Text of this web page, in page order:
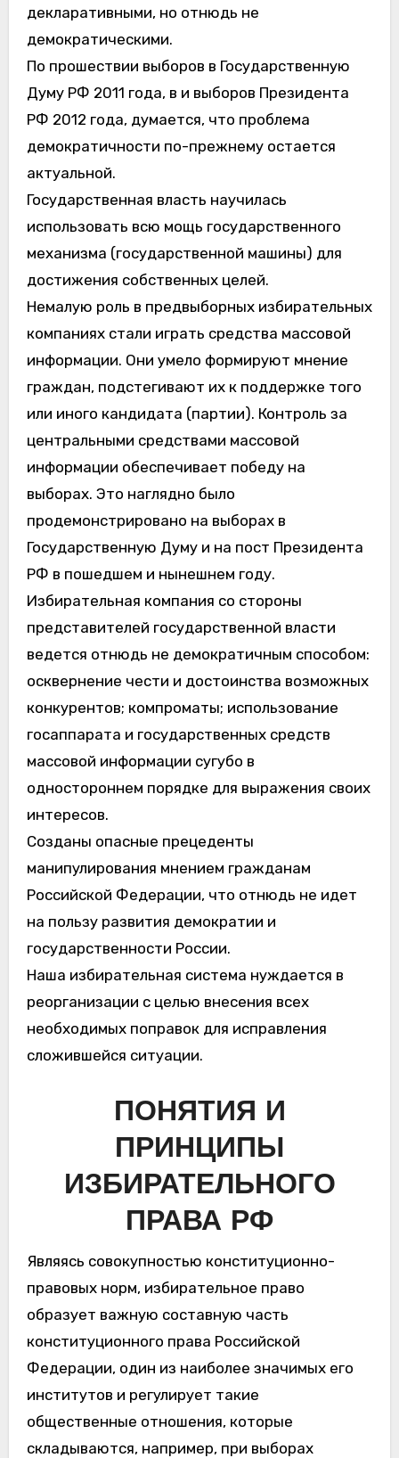
декларативными, но отнюдь не
демократическими.
По прошествии выборов в Государственную
Думу РФ 2011 года, в и выборов Президента
РФ 2012 года, думается, что проблема
демократичности по-прежнему остается
актуальной.
Государственная власть научилась
использовать всю мощь государственного
механизма (государственной машины) для
достижения собственных целей.
Немалую роль в предвыборных избирательных
компаниях стали играть средства массовой
информации. Они умело формируют мнение
граждан, подстегивают их к поддержке того
или иного кандидата (партии). Контроль за
центральными средствами массовой
информации обеспечивает победу на
выборах. Это наглядно было
продемонстрировано на выборах в
Государственную Думу и на пост Президента
РФ в пошедшем и нынешнем году.
Избирательная компания со стороны
представителей государственной власти
ведется отнюдь не демократичным способом:
осквернение чести и достоинства возможных
конкурентов; компроматы; использование
госаппарата и государственных средств
массовой информации сугубо в
одностороннем порядке для выражения своих
интересов.
Созданы опасные прецеденты
манипулирования мнением гражданам
Российской Федерации, что отнюдь не идет
на пользу развития демократии и
государственности России.
Наша избирательная система нуждается в
реорганизации с целью внесения всех
необходимых поправок для исправления
сложившейся ситуации.
ПОНЯТИЯ И
ПРИНЦИПЫ
ИЗБИРАТЕЛЬНОГО
ПРАВА РФ
Являясь совокупностью конституционно-
правовых норм, избирательное право
образует важную составную часть
конституционного права Российской
Федерации, один из наиболее значимых его
институтов и регулирует такие
общественные отношения, которые
складываются, например, при выборах